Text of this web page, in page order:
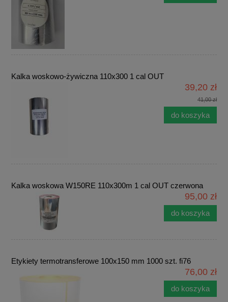
Kalka woskowo-żywiczna 110x300 1 cal OUT
39,20 zł
41,00 zł
do koszyka
Kalka woskowa W150RE 110x300m 1 cal OUT czerwona
95,00 zł
do koszyka
Etykiety termotransferowe 100x150 mm 1000 szt. fi76
76,00 zł
do koszyka